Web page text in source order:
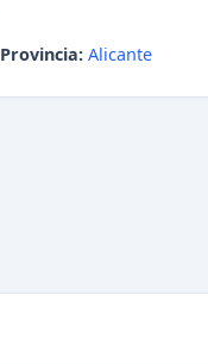
Provincia: Alicante